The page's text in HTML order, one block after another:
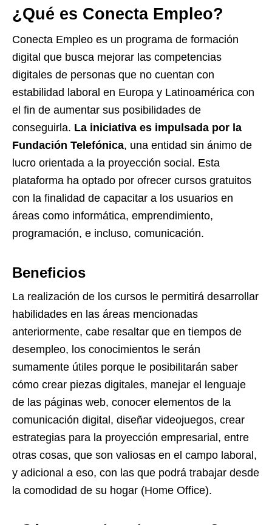
¿Qué es Conecta Empleo?
Conecta Empleo es un programa de formación
digital que busca mejorar las competencias
digitales de personas que no cuentan con
estabilidad laboral en Europa y Latinoamérica con
el fin de aumentar sus posibilidades de
conseguirla. La iniciativa es impulsada por la
Fundación Telefónica, una entidad sin ánimo de
lucro orientada a la proyección social. Esta
plataforma ha optado por ofrecer cursos gratuitos
con la finalidad de capacitar a los usuarios en
áreas como informática, emprendimiento,
programación, e incluso, comunicación.
Beneficios
La realización de los cursos le permitirá desarrollar
habilidades en las áreas mencionadas
anteriormente, cabe resaltar que en tiempos de
desempleo, los conocimientos le serán
sumamente útiles porque le posibilitarán saber
cómo crear piezas digitales, manejar el lenguaje
de las páginas web, conocer elementos de la
comunicación digital, diseñar videojuegos, crear
estrategias para la proyección empresarial, entre
otras cosas, que son valiosas en el campo laboral,
y adicional a eso, con las que podrá trabajar desde
la comodidad de su hogar (Home Office).